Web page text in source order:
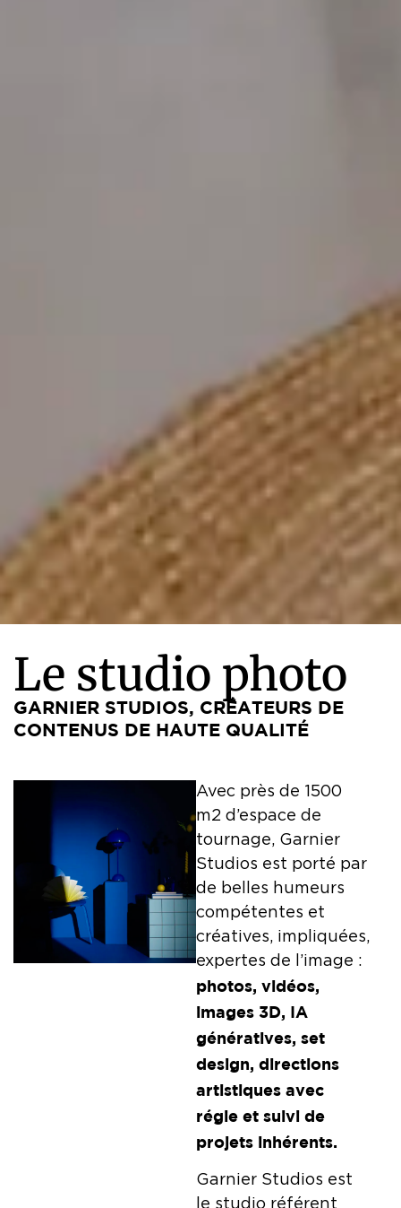
Le studio photo
GARNIER STUDIOS, CRÉATEURS DE
CONTENUS DE HAUTE QUALITÉ
Avec près de 1500
m2 d’espace de
tournage, Garnier
Studios est porté par
de belles humeurs
compétentes et
créatives, impliquées,
expertes de l’image :
photos, vidéos,
images 3D, IA
génératives, set
design, directions
artistiques avec
régie et suivi de
projets inhérents.
Garnier Studios est
le studio référent